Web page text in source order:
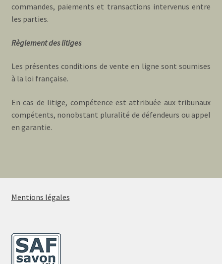
commandes, paiements et transactions intervenus entre
les parties.
Règlement des litiges
Les présentes conditions de vente en ligne sont soumises
à la loi française.
En cas de litige, compétence est attribuée aux tribunaux
compétents, nonobstant pluralité de défendeurs ou appel
en garantie.
Mentions légales